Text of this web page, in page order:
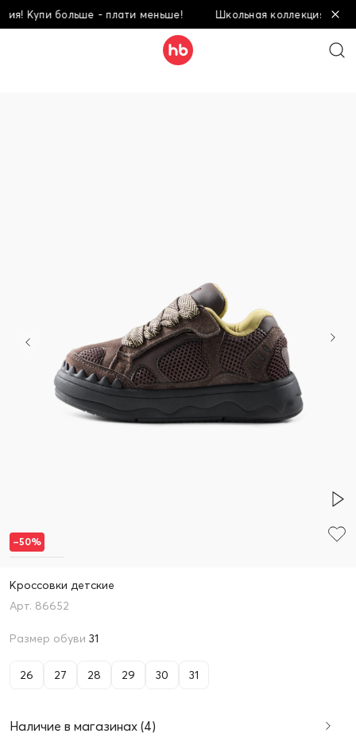
Купи больше - плати меньше! Школьная коллекция! Купи
Кроссовки детские
86652
Размер обуви 31
26 27 28 29 30 31
Наличие в магазинах (4)
–50%